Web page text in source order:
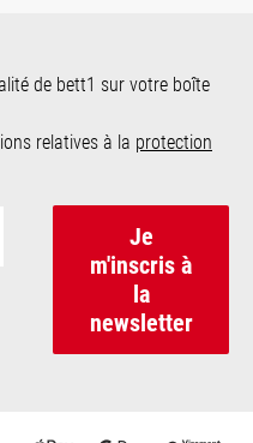
de bett1 sur votre boîte
relatives à la protection
Je
m'inscris à
la
newsletter